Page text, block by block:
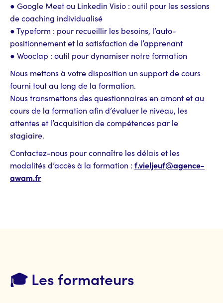
● Google Meet ou Linkedin Visio : outil pour les sessions
de coaching individualisé
● Typeform : pour recueillir les besoins, l’auto-
positionnement et la satisfaction de l’apprenant
● Wooclap : outil pour dynamiser notre formation
Nous mettons à votre disposition un support de cours
fourni tout au long de la formation.
Nous transmettons des questionnaires en amont et au
cours de la formation afin d’évaluer le niveau, les
attentes et l’acquisition de compétences par le
stagiaire.
Contactez-nous pour connaître les délais et les
modalités d’accès à la formation : f.vieljeuf@agence-
awam.fr
🎓 Les formateurs